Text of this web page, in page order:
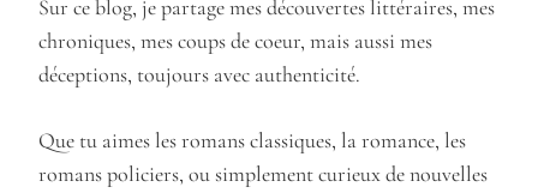
Sur ce blog, je partage mes découvertes littéraires, mes
chroniques, mes coups de coeur, mais aussi mes
déceptions, toujours avec authenticité.
Que tu aimes les romans classiques, la romance, les
romans policiers, ou simplement curieux de nouvelles